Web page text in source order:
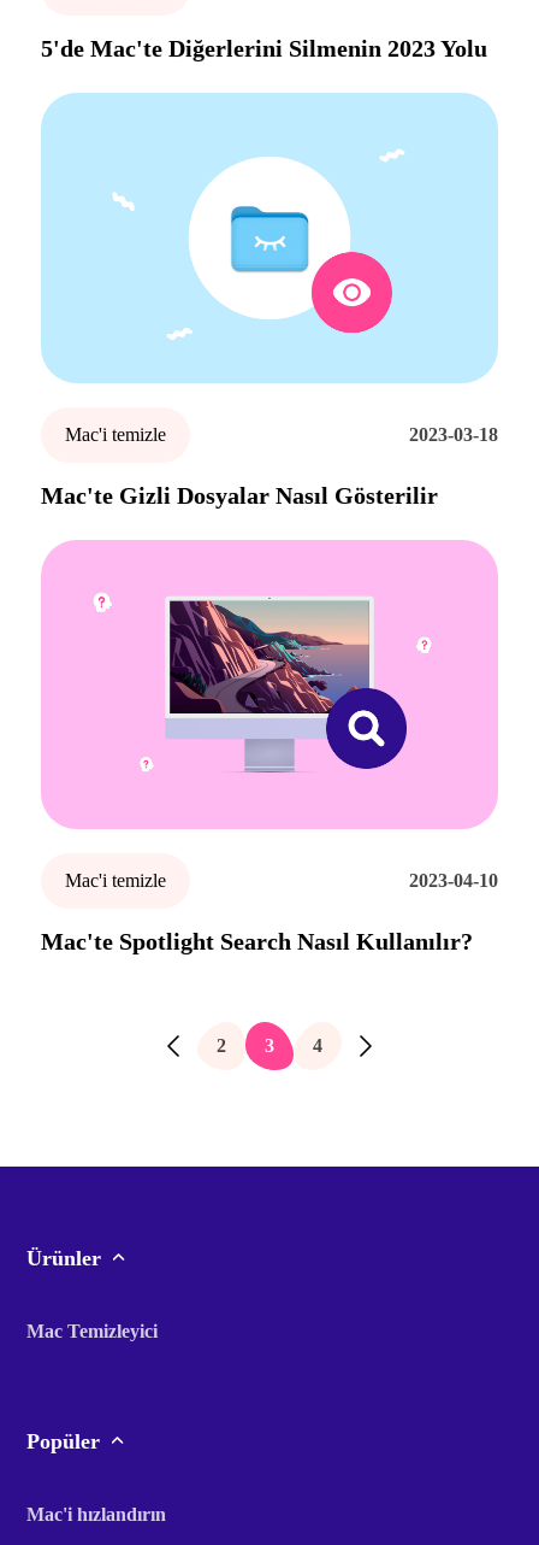
5'de Mac'te Diğerlerini Silmenin 2023 Yolu
Mac'i temizle 2023-03-18
Mac'te Gizli Dosyalar Nasıl Gösterilir
Mac'i temizle 2023-04-10
Mac'te Spotlight Search Nasıl Kullanılır?
2 3 4
Ürünler
Mac Temizleyici
Popüler
Mac'i hızlandırın